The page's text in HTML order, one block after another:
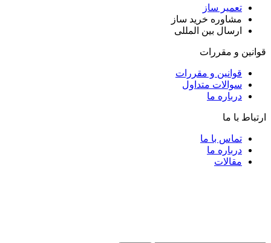
تعمیر ساز
مشاوره خرید ساز
ارسال بین المللی
قوانین و مقررات
قوانین و مقررات
سوالات متداول
درباره ما
ارتباط با ما
تماس با ما
درباره ما
مقالات